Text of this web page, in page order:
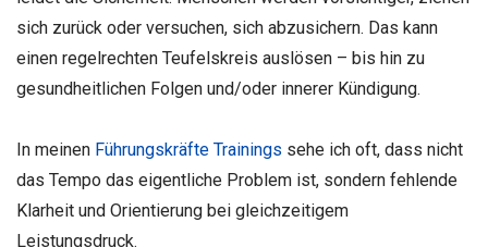
sich zurück oder versuchen, sich abzusichern. Das kann
einen regelrechten Teufelskreis auslösen – bis hin zu
gesundheitlichen Folgen und/oder innerer Kündigung.
In meinen Führungskräfte Trainings sehe ich oft, dass nicht
das Tempo das eigentliche Problem ist, sondern fehlende
Klarheit und Orientierung bei gleichzeitigem
Leistungsdruck.